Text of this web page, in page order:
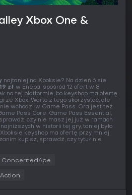
Xbox One &
najtaniej na Xboksie? Na dzień 6 sie
zł w Eneba, spośród 12 ofert w 8
na tej platformie, bo keyshop ma ofertę
Xbox. Warto z tego skorzystać, ale
wchodzi w Game Pass. Gra jest też
Pass Core, Game Pass Essential,
czy nie masz jej już w ramach
w historii tej gry, taniej było
keyshop ma ofertę przy mniej
kupisz, sprawdź, czy tytuł nie
ConcernedApe
Action